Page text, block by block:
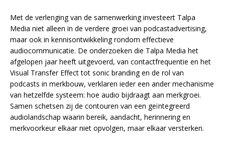
Met de verlenging van de samenwerking investeert Talpa
Media niet alleen in de verdere groei van podcastadvertising,
maar ook in kennisontwikkeling rondom effectieve
audiocommunicatie. De onderzoeken die Talpa Media het
afgelopen jaar heeft uitgevoerd, van contactfrequentie en het
Visual Transfer Effect tot sonic branding en de rol van
podcasts in merkbouw, verklaren ieder een ander mechanisme
van hetzelfde systeem: hoe audio bijdraagt aan merkgroei.
Samen schetsen zij de contouren van een geïntegreerd
audiolandschap waarin bereik, aandacht, herinnering en
merkvoorkeur elkaar niet opvolgen, maar elkaar versterken.